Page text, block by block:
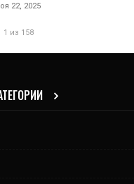
22, 2025
1 из 158